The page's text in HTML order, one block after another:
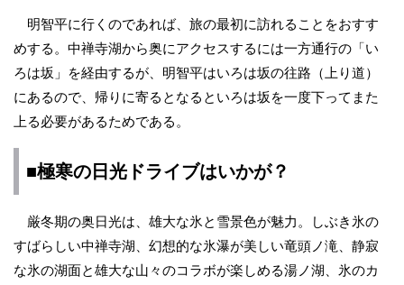
明智平に行くのであれば、旅の最初に訪れることをおすす
めする。中禅寺湖から奥にアクセスするには一方通行の「い
ろは坂」を経由するが、明智平はいろは坂の往路（上り道）
にあるので、帰りに寄るとなるといろは坂を一度下ってまた
上る必要があるためである。
■極寒の日光ドライブはいかが？
厳冬期の奥日光は、雄大な氷と雪景色が魅力。しぶき氷の
すばらしい中禅寺湖、幻想的な氷瀑が美しい竜頭ノ滝、静寂
な氷の湖面と雄大な山々のコラボが楽しめる湯ノ湖、氷のカ